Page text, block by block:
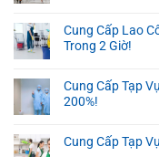
Cung Cấp Lao
Trong 2 Giờ!
Cung Cấp Tạp
200%!
Cung Cấp Tạp